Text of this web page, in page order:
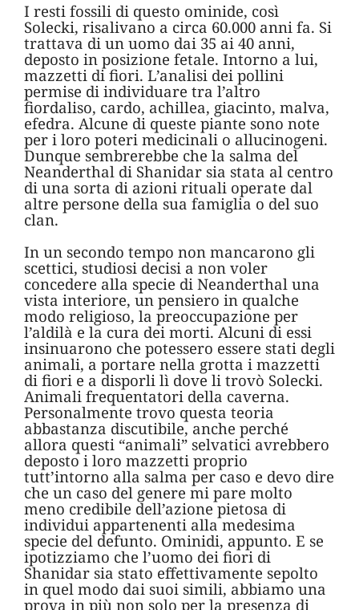
I resti fossili di questo ominide, così
Solecki, risalivano a circa 60.000 anni fa. Si
trattava di un uomo dai 35 ai 40 anni,
deposto in posizione fetale. Intorno a lui,
mazzetti di fiori. L’analisi dei pollini
permise di individuare tra l’altro
fiordaliso, cardo, achillea, giacinto, malva,
efedra. Alcune di queste piante sono note
per i loro poteri medicinali o allucinogeni.
Dunque sembrerebbe che la salma del
Neanderthal di Shanidar sia stata al centro
di una sorta di azioni rituali operate dal
altre persone della sua famiglia o del suo
clan.
In un secondo tempo non mancarono gli
scettici, studiosi decisi a non voler
concedere alla specie di Neanderthal una
vista interiore, un pensiero in qualche
modo religioso, la preoccupazione per
l’aldilà e la cura dei morti. Alcuni di essi
insinuarono che potessero essere stati degli
animali, a portare nella grotta i mazzetti
di fiori e a disporli lì dove li trovò Solecki.
Animali frequentatori della caverna.
Personalmente trovo questa teoria
abbastanza discutibile, anche perché
allora questi “animali” selvatici avrebbero
deposto i loro mazzetti proprio
tutt’intorno alla salma per caso e devo dire
che un caso del genere mi pare molto
meno credibile dell’azione pietosa di
individui appartenenti alla medesima
specie del defunto. Ominidi, appunto. E se
ipotizziamo che l’uomo dei fiori di
Shanidar sia stato effettivamente sepolto
in quel modo dai suoi simili, abbiamo una
prova in più non solo per la presenza di